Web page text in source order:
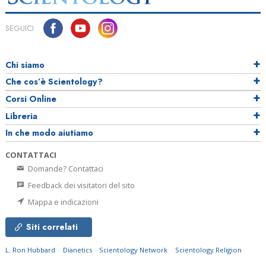
SEGUICI
Chi siamo
Che cos’è Scientology?
Corsi Online
Libreria
In che modo aiutiamo
CONTATTACI
Domande? Contattaci
Feedback dei visitatori del sito
Mappa e indicazioni
Siti correlati
L. Ron Hubbard Dianetics Scientology Network
Scientology Religion